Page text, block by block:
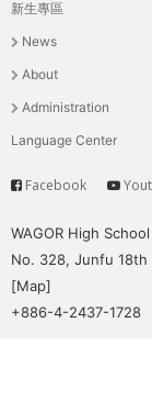
培
養
具
國
移
動
的
世
界
公
e
主
選
單
新生專區
News
About
Administration
Language Center
Service
Facebook
WAGOR High
No. 328, Junfu 18th
[Map]
+886-4-2437-1728